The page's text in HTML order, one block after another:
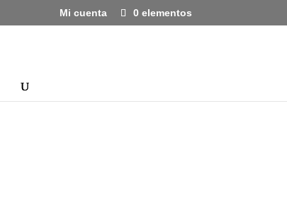
Mi cuenta 0 elementos